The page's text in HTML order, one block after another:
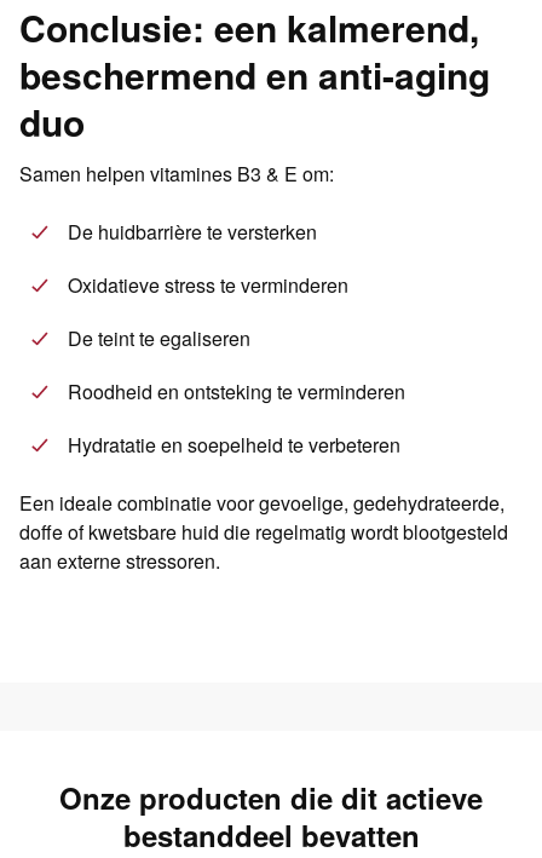
Conclusie: een kalmerend,
beschermend en anti-aging
duo
Samen helpen vitamines B3 & E om:
De huidbarrière te versterken
Oxidatieve stress te verminderen
De teint te egaliseren
Roodheid en ontsteking te verminderen
Hydratatie en soepelheid te verbeteren
Een ideale combinatie voor gevoelige, gedehydrateerde,
doffe of kwetsbare huid die regelmatig wordt blootgesteld
aan externe stressoren.
Onze producten die dit actieve
bestanddeel bevatten